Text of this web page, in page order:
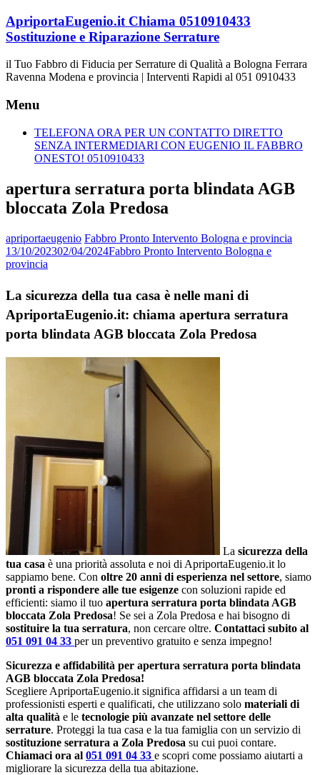
Vai
al
contenuto
ApriportaEugenio.it Chiama 0510910433
Sostituzione e Riparazione Serrature
il Tuo Fabbro di Fiducia per Serrature di Qualità a Bologna Ferrara
Ravenna Modena e provincia | Interventi Rapidi al 051 0910433
Menu
TELEFONA ORA PER UN CONTATTO DIRETTO
SENZA INTERMEDIARI CON EUGENIO IL FABBRO
ONESTO! 0510910433
apertura serratura porta blindata AGB
bloccata Zola Predosa
apriportaeugenio Fabbro Pronto Intervento Bologna e provincia
13/10/202302/04/2024Fabbro Pronto Intervento Bologna e
provincia
La sicurezza della tua casa è nelle mani di
ApriportaEugenio.it: chiama apertura serratura
porta blindata AGB bloccata Zola Predosa
La sicurezza della
tua casa è una priorità assoluta e noi di ApriportaEugenio.it lo
sappiamo bene. Con oltre 20 anni di esperienza nel settore, siamo
pronti a rispondere alle tue esigenze con soluzioni rapide ed
efficienti: siamo il tuo apertura serratura porta blindata AGB
bloccata Zola Predosa! Se sei a Zola Predosa e hai bisogno di
sostituire la tua serratura, non cercare oltre. Contattaci subito al
051 091 04 33 per un preventivo gratuito e senza impegno!
Sicurezza e affidabilità per apertura serratura porta blindata
AGB bloccata Zola Predosa!
Scegliere ApriportaEugenio.it significa affidarsi a un team di
professionisti esperti e qualificati, che utilizzano solo materiali di
alta qualità e le tecnologie più avanzate nel settore delle
serrature. Proteggi la tua casa e la tua famiglia con un servizio di
sostituzione serratura a Zola Predosa su cui puoi contare.
Chiamaci ora al 051 091 04 33 e scopri come possiamo aiutarti a
migliorare la sicurezza della tua abitazione.